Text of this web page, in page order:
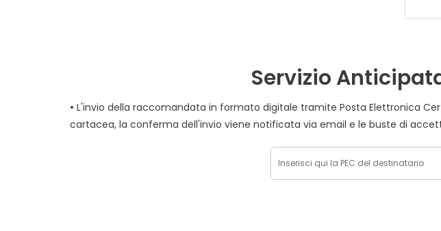
Servizio
• L'invio della raccomandata in formato digitale tramite Posta Elettronica Certificata viene effettuato al momento stesso della spedizione della raccomandata
cartacea,